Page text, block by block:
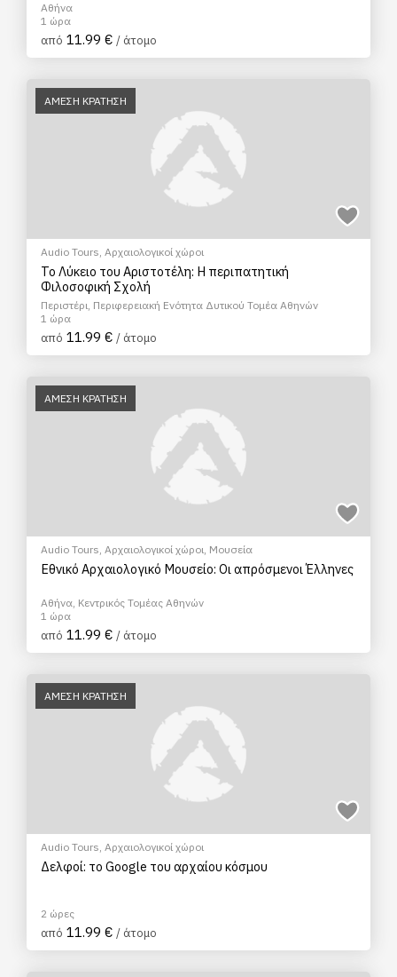
Αθήνα
1 ώρα
από 11.99 € / άτομο
ΑΜΕΣΗ ΚΡΑΤΗΣΗ
Audio Tours, Αρχαιολογικοί χώροι
Το Λύκειο του Αριστοτέλη: Η περιπατητική
Φιλοσοφική Σχολή
Περιστέρι, Περιφερειακή Ενότητα Δυτικού Τομέα Αθηνών
1 ώρα
από 11.99 € / άτομο
ΑΜΕΣΗ ΚΡΑΤΗΣΗ
Audio Tours, Αρχαιολογικοί χώροι, Μουσεία
Εθνικό Αρχαιολογικό Μουσείο: Οι απρόσμενοι Έλληνες
Αθήνα, Κεντρικός Τομέας Αθηνών
1 ώρα
από 11.99 € / άτομο
ΑΜΕΣΗ ΚΡΑΤΗΣΗ
Audio Tours, Αρχαιολογικοί χώροι
Δελφοί: το Google του αρχαίου κόσμου
2 ώρες
από 11.99 € / άτομο